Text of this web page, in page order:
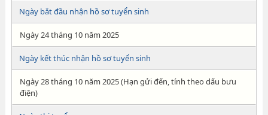
Ngày bắt đầu nhận hồ sơ tuyển sinh
Ngày 24 tháng 10 năm 2025
Ngày kết thúc nhận hồ sơ tuyển sinh
Ngày 28 tháng 10 năm 2025 (Hạn gửi đến, tính theo dấu bưu
điện)